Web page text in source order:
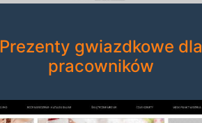
Prezenty gwiazdkowe dla
pracowników